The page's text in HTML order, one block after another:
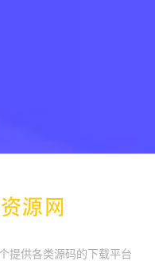
提供各类源码的下载平台